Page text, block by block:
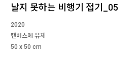
날지 못하는 비행기 접기_05
2020
캔버스에 유채
50 x 50 cm